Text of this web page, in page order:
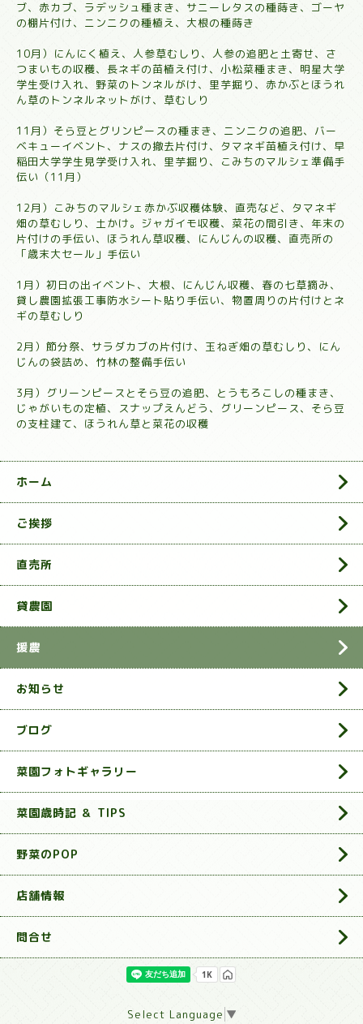
ブ、赤カブ、ラデッシュ種まき、サニーレタスの種蒔き、ゴーヤ
の棚片付け、ニンニクの種植え、大根の種蒔き
10月）にんにく植え、人参草むしり、人参の追肥と土寄せ、さ
つまいもの収穫、長ネギの苗植え付け、小松菜種まき、明星大学
学生受け入れ、野菜のトンネルがけ、里芋掘り、赤かぶとほうれ
ん草のトンネルネットがけ、草むしり
11月）そら豆とグリンピースの種まき、ニンニクの追肥、バー
ベキューイベント、ナスの撤去片付け、タマネギ苗植え付け、早
稲田大学学生見学受け入れ、里芋掘り、こみちのマルシェ準備手
伝い（11月）
12月）こみちのマルシェ赤かぶ収穫体験、直売など、タマネギ
畑の草むしり、土かけ。ジャガイモ収穫、菜花の間引き、年末の
片付けの手伝い、ほうれん草収穫、にんじんの収穫、直売所の
「歳末大セール」手伝い
1月）初日の出イベント、大根、にんじん収穫、春の七草摘み、
貸し農園拡張工事防水シート貼り手伝い、物置周りの片付けとネ
ギの草むしり
2月）節分祭、サラダカブの片付け、玉ねぎ畑の草むしり、にん
じんの袋詰め、竹林の整備手伝い
3月）グリーンピースとそら豆の追肥、とうもろこしの種まき、
じゃがいもの定植、スナップえんどう、グリーンピース、そら豆
の支柱建て、ほうれん草と菜花の収穫
ホーム
ご挨拶
直売所
貸農園
援農
お知らせ
ブログ
菜園フォトギャラリー
菜園歳時記 ＆ TIPS
野菜のPOP
店舗情報
問合せ
Select Language ▼